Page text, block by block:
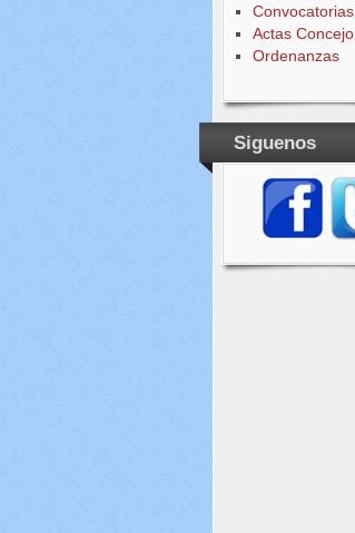
Convocatorias
Actas
Ordenanzas
Siguenos